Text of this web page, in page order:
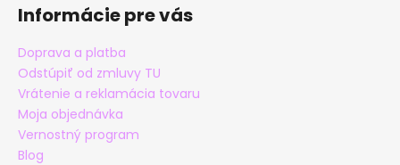
Informácie pre vás
Doprava a platba
Odstúpiť od zmluvy TU
Vrátenie a reklamácia tovaru
Moja objednávka
Vernostný program
Blog